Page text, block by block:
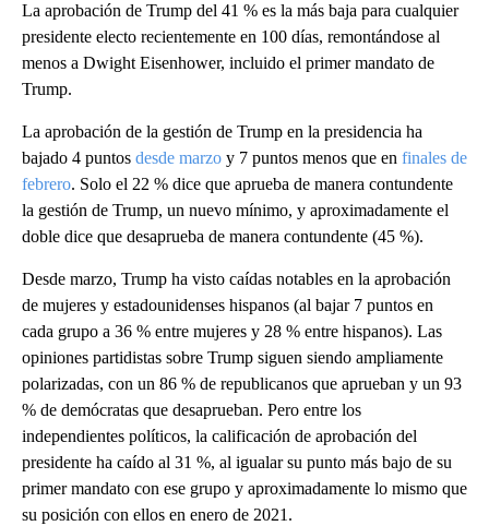
La aprobación de Trump del 41 % es la más baja para cualquier
presidente electo recientemente en 100 días, remontándose al
menos a Dwight Eisenhower, incluido el primer mandato de
Trump.
La aprobación de la gestión de Trump en la presidencia ha
bajado 4 puntos desde marzo y 7 puntos menos que en finales de
febrero. Solo el 22 % dice que aprueba de manera contundente
la gestión de Trump, un nuevo mínimo, y aproximadamente el
doble dice que desaprueba de manera contundente (45 %).
Desde marzo, Trump ha visto caídas notables en la aprobación
de mujeres y estadounidenses hispanos (al bajar 7 puntos en
cada grupo a 36 % entre mujeres y 28 % entre hispanos). Las
opiniones partidistas sobre Trump siguen siendo ampliamente
polarizadas, con un 86 % de republicanos que aprueban y un 93
% de demócratas que desaprueban. Pero entre los
independientes políticos, la calificación de aprobación del
presidente ha caído al 31 %, al igualar su punto más bajo de su
primer mandato con ese grupo y aproximadamente lo mismo que
su posición con ellos en enero de 2021.